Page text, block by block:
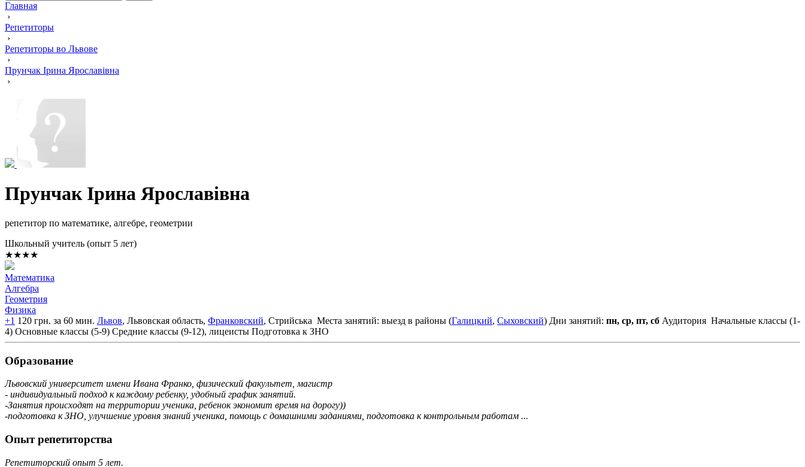
Главная
›
Репетиторы
›
Репетиторы во Львове
›
Прунчак Ірина Ярославівна
›
Прунчак Ірина Ярославівна
репетитор по математике, алгебре, геометрии
Школьный учитель (опыт 5 лет)
★★★★
Математика
Алгебра
Геометрия
Физика
+1 120 грн. за 60 мин. Львов, Львовская область, Франковский, Стрийська Места занятий: выезд в районы (Галицкий, Сыховский) Дни занятий: пн, ср, пт, сб Аудитория Начальные классы (1-
4) Основные классы (5-9) Средние классы (9-12), лицеисты Подготовка к ЗНО
Образование
Львовский университет имени Ивана Франко, физический факультет, магистр
- индивидуальный подход к каждому ребенку, удобный график занятий.
-Занятия происходят на территории ученика, ребенок экономит время на дорогу))
-подготовка к ЗНО, улучшение уровня знаний ученика, помощь с домашними заданиями, подготовка к контрольным работам ...
Опыт репетиторства
Репетиторский опыт 5 лет.